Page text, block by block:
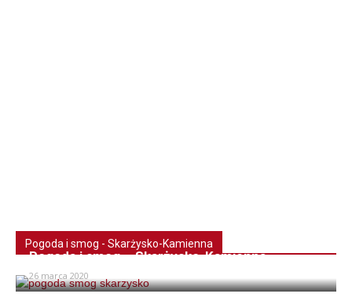
Pogoda i smog - Skarżysko-Kamienna
Pogoda i smog – Skarżysko-Kamienna
26 marca 2020